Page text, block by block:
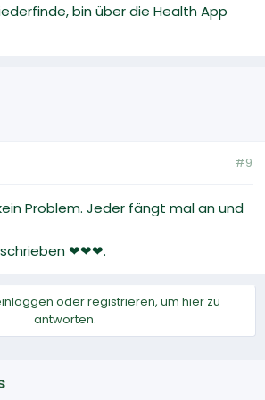
bin über die Health App
#9
Problem. Jeder fängt mal an und
❤❤❤.
oder registrieren, um hier zu
antworten.